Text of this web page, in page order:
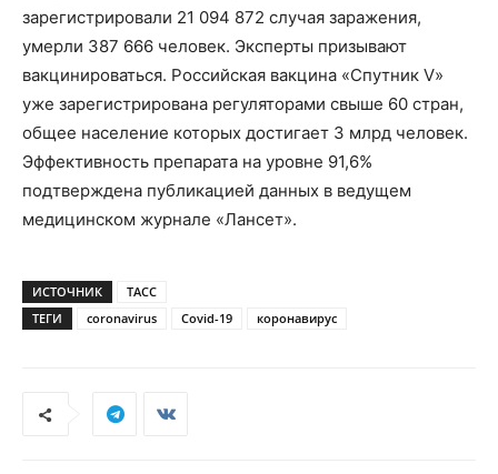
зарегистрировали 21 094 872 случая заражения,
умерли 387 666 человек. Эксперты призывают
вакцинироваться. Российская вакцина «Спутник V»
уже зарегистрирована регуляторами свыше 60 стран,
общее население которых достигает 3 млрд человек.
Эффективность препарата на уровне 91,6%
подтверждена публикацией данных в ведущем
медицинском журнале «Лансет».
ИСТОЧНИК
ТАСС
ТЕГИ
coronavirus Covid-19 коронавирус